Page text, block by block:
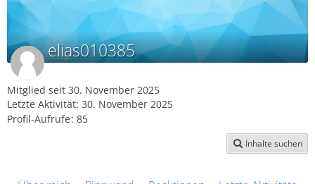
elias010385
Mitglied seit 30. November 2025
Letzte Aktivität: 30. November 2025
Profil-Aufrufe 85
Inhalte suchen